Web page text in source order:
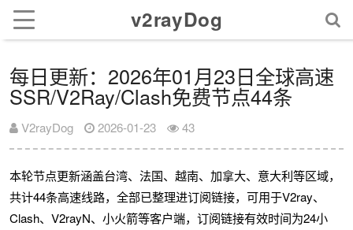
v2rayDog
每日更新：2026年01月23日全球高速
SSR/V2Ray/Clash免费节点44条
V2rayDog 2026-01-23 43
本轮节点更新涵盖台湾、法国、越南、加拿大、意大利等区域，
共计44条高速线路，全部已整理进订阅链接，可用于V2ray、
Clash、V2rayN、小火箭等客户端，订阅链接有效时间为24小